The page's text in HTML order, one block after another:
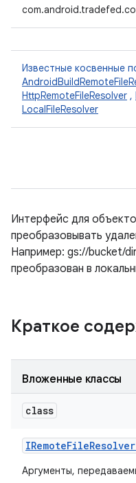
Известные косвенные
HttpRemoteFileResolver ,
LocalFileResolver
Интерфейс для
преобразовывать
Например: gs://bucket/
преобразован в
Краткое
Вложенные классы
class
IRemoteFileResolver
Аргументы,